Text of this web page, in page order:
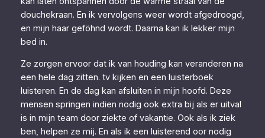
douchekraan. En ik vervolgens weer wordt afgedroogd,
en mijn haar geföhnd wordt. Daarna kan ik lekker mijn
bed in.
Ze zorgen ervoor dat ik van houding kan veranderen na
een hele dag zitten. tv kijken en een luisterboek
luisteren. En de dag kan afsluiten in mijn hoofd. Deze
mensen springen indien nodig ook extra bij als er uitval
is in mijn team door ziekte of vakantie. Ook als ik ziek
ben, helpen ze mij. En als ik een luisterend oor nodig